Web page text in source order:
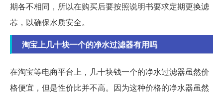
期各不相同，所以在购买后要按照说明书要求定期更换滤
芯，以确保水质安全。
淘宝上几十块一个的净水过滤器有用吗
在淘宝等电商平台上，几十块钱一个的净水过滤器虽然价
格便宜，但是性价比并不高。因为这种价格的净水器虽然